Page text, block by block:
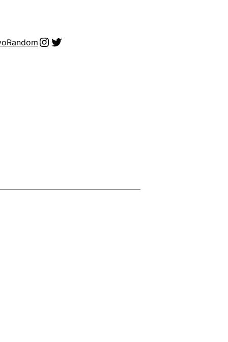
RandomInstagram
Twitter